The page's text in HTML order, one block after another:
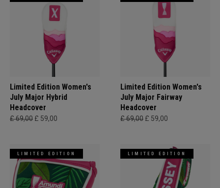
Limited Edition Women's
July Major Hybrid
Headcover
£ 69,00 £ 59,00
Limited Edition Women's
July Major Fairway
Headcover
£ 69,00 £ 59,00
LIMITED EDITION LIMITED EDITION